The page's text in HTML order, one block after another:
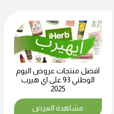
افضل منتجات عروض اليوم
الوطني 93 على اي هيرب
2025
مشاهدة العرض